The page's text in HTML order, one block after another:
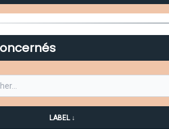
LABEL ↓